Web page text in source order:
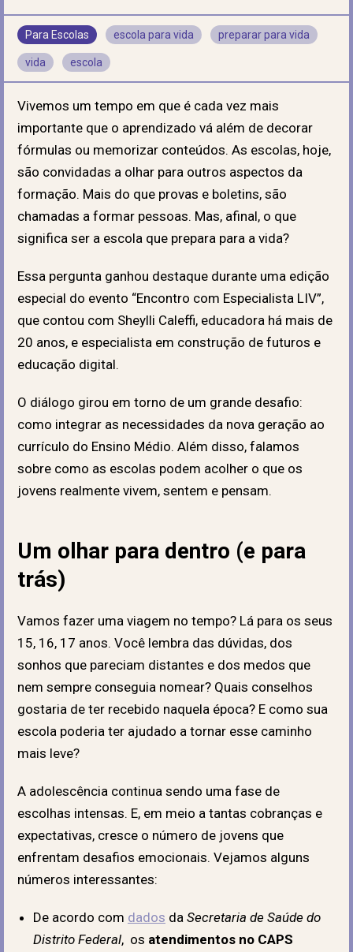
Para Escolas escola para vida preparar para vida
vida escola
Vivemos um tempo em que é cada vez mais
importante que o aprendizado vá além de decorar
fórmulas ou memorizar conteúdos. As escolas, hoje,
são convidadas a olhar para outros aspectos da
formação. Mais do que provas e boletins, são
chamadas a formar pessoas. Mas, afinal, o que
significa ser a escola que prepara para a vida?
Essa pergunta ganhou destaque durante uma edição
especial do evento “Encontro com Especialista LIV”,
que contou com Sheylli Caleffi, educadora há mais de
20 anos, e especialista em construção de futuros e
educação digital.
O diálogo girou em torno de um grande desafio:
como integrar as necessidades da nova geração ao
currículo do Ensino Médio. Além disso, falamos
sobre como as escolas podem acolher o que os
jovens realmente vivem, sentem e pensam.
Um olhar para dentro (e para
trás)
Vamos fazer uma viagem no tempo? Lá para os seus
15, 16, 17 anos. Você lembra das dúvidas, dos
sonhos que pareciam distantes e dos medos que
nem sempre conseguia nomear? Quais conselhos
gostaria de ter recebido naquela época? E como sua
escola poderia ter ajudado a tornar esse caminho
mais leve?
A adolescência continua sendo uma fase de
escolhas intensas. E, em meio a tantas cobranças e
expectativas, cresce o número de jovens que
enfrentam desafios emocionais. Vejamos alguns
números interessantes:
De acordo com dados da Secretaria de Saúde do
Distrito Federal, os atendimentos no CAPS